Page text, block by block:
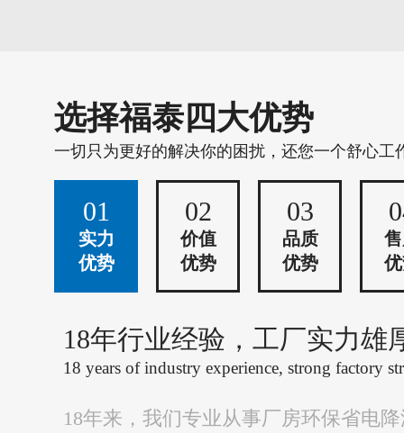
选择福泰四大优势
一切只为更好的解决你的困扰，还您一个舒心工
01
实力
优势
02
价值
优势
03
品质
优势
18年行业经验，工厂实力雄
18 years of industry experience, strong factory
18年来，我们专业从事厂房环保省电